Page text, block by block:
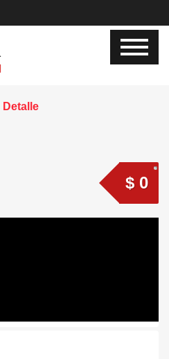
Detalle
$ 0